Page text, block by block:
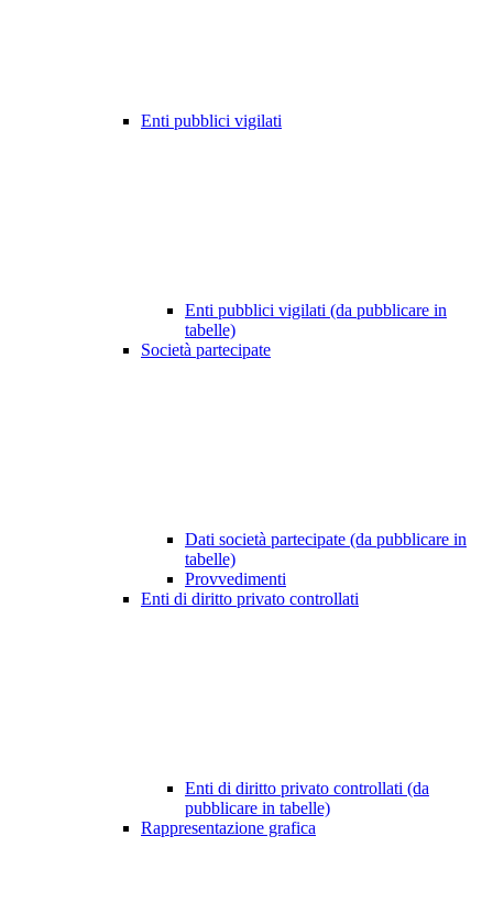
Enti pubblici vigilati
Enti pubblici vigilati (da pubblicare in
tabelle)
Società partecipate
Dati società partecipate (da pubblicare in
tabelle)
Provvedimenti
Enti di diritto privato controllati
Enti di diritto privato controllati (da
pubblicare in tabelle)
Rappresentazione grafica